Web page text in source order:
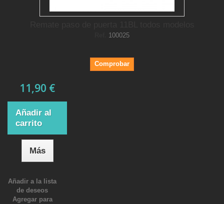
100025
Comprobar
11,90 €
Añadir al
carrito
Más
Añadir a la lista
de deseos
Agregar para